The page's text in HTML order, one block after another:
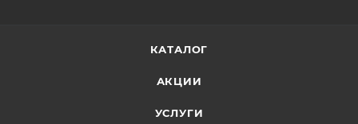
КАТАЛОГ
АКЦИИ
УСЛУГИ